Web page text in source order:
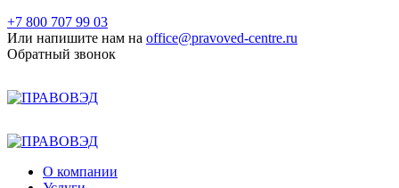
+7 800 707 99 03
Или напишите нам на office@pravoved-centre.ru
Обратный звонок
О компании